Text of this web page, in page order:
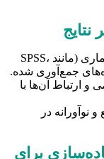
* **تحلیل داده‌ها:** استفاده از نرم‌افزارهای آماری (مانند SPSS،
و ارتباط آن‌ها با
در
برای